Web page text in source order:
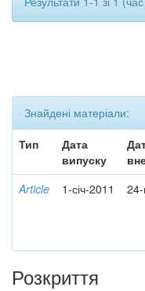
Знайдені матеріали:
Тип
Дата
випуску
Article 1-січ-2011
Розкриття